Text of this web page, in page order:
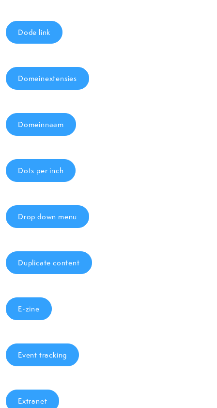
Dode link
Domeinextensies
Domeinnaam
Dots per inch
Drop down menu
Duplicate content
E-zine
Event tracking
Extranet